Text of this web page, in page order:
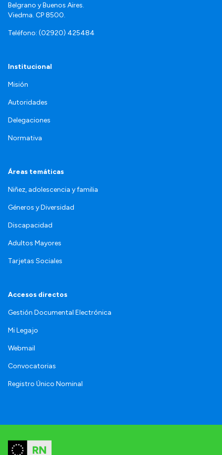
Belgrano y Buenos Aires.
Viedma. CP 8500.
Teléfono: (02920) 425484
Institucional
Misión
Autoridades
Delegaciones
Normativa
Áreas temáticas
Niñez, adolescencia y familia
Géneros y Diversidad
Discapacidad
Adultos Mayores
Tarjetas Sociales
Accesos directos
Gestión Documental Electrónica
Mi Legajo
Webmail
Convocatorias
Registro Único Nominal